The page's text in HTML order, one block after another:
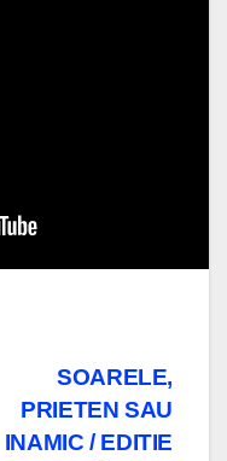
SOARELE,
PRIETEN SAU
INAMIC / EDITIE